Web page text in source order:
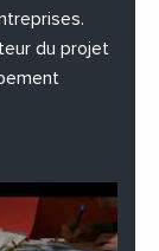
du projet